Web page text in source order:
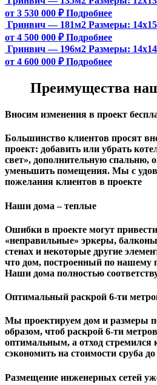
от 3 530 000 ₽ Подробнее
Гринвич — 181м2 Размеры: 14х15
от 4 500 000 ₽ Подробнее
Гринвич — 196м2 Размеры: 14х14
от 4 600 000 ₽ Подробнее
Преимущества
Вносим изменения в проект
Большинство клиентов просят
проект: добавить или убрать
свет», дополнительную спальню,
уменьшить помещения. Мы с
пожелания клиентов в проекте
Наши дома – теплые
Ошибки в проекте могут
«неправильные» эркеры,
стенах и некоторые другие
чтo дом, построенный по нашему
Наши дома полностью
Оптимальный раскрой 6-ти
Мы проектируем дом и размеры
образом, чтоб раскрой 6-ти
оптимальным, а отход стремился
сэкономить на стоимости сруба до
Размещение инженерных сетей